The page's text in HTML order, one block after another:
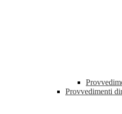
Provvedimenti